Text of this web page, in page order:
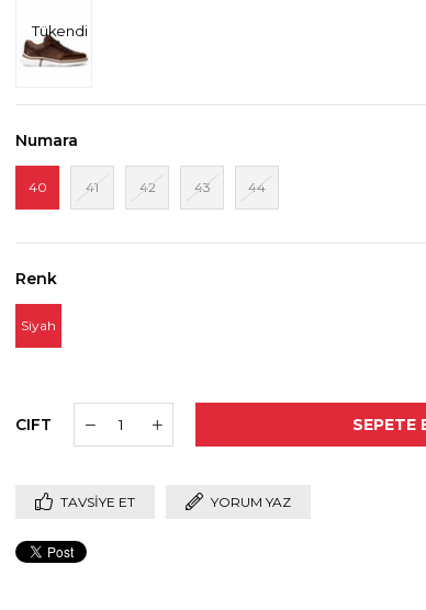
Tükendi
Numara
40 41 42 43 44
Renk
Siyah
CIFT
TAVSIYE ET YORUM YAZ